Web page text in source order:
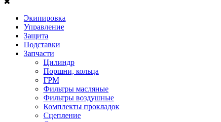
Экипировка
Управление
Защита
Подставки
Запчасти
Цилиндр
Поршни, кольца
ГРМ
Фильтры масляные
Фильтры воздушные
Комплекты прокладок
Сцепление